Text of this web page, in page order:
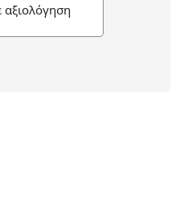
αξιολόγηση